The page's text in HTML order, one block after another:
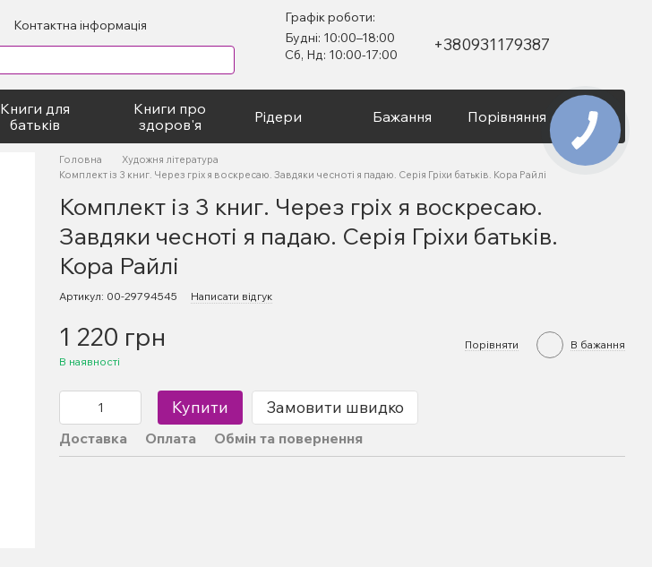
Контактна інформація
Графік роботи:
Будні: 10:00–18:00
Сб, Нд: 10:00-17:00
+380931179387
Книги для
батьків
Книги про
здоров'я
Рідери Бажання Порівняння Вхід
Головна
Художня література
Комплект із 3 книг. Через гріх я воскресаю. Завдяки чесноті я падаю. Серія Гріхи батьків. Кора Райлі
Комплект із 3 книг. Через гріх я воскресаю.
Завдяки чесноті я падаю. Серія Гріхи батьків.
Кора Райлі
Артикул: 00-29794545 Написати відгук
1 220 грн
В наявності
Порівняти В бажання
Купити Замовити швидко
Доставка Оплата Обмін та повернення